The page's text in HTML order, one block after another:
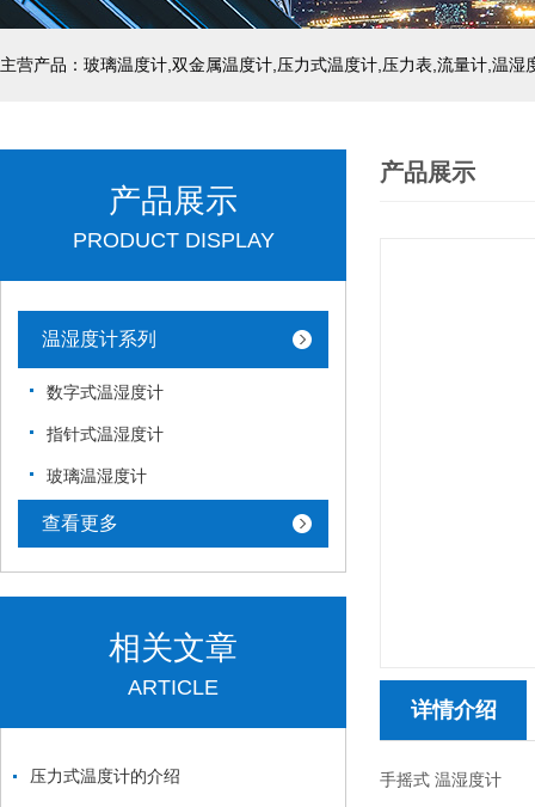
产品展示
PRODUCT DISPLAY
温湿度计系列
数字式温湿度计
指针式温湿度计
玻璃温湿度计
查看更多
相关文章
ARTICLE
压力式温度计的介绍
产品展示
详情介绍
手摇式 温湿度计